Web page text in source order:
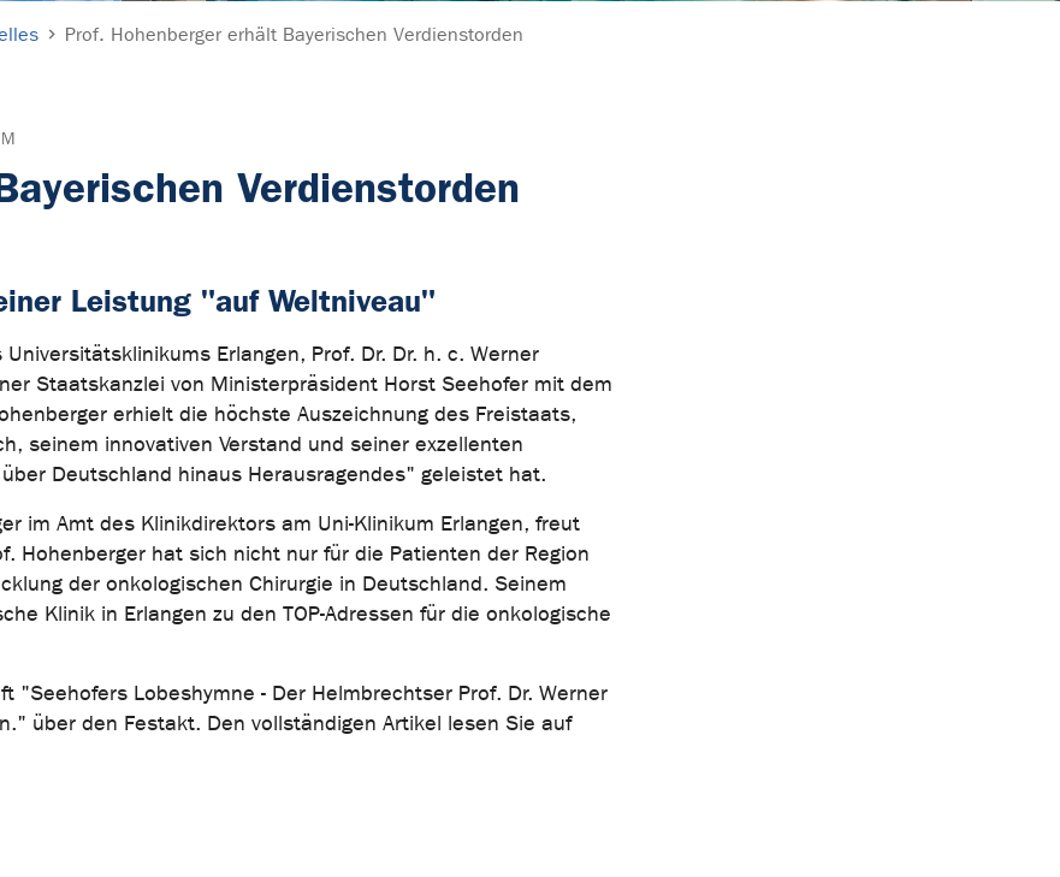
Prof. Hohenberger erhält Bayerischen Verdienstorden
Verdienstorden
Leistung "auf Weltniveau"
Erlangen, Prof. Dr. Dr. h. c. Werner
Staatskanzlei von Ministerpräsident Horst Seehofer mit dem
erhielt die höchste Auszeichnung des Freistaats,
seinem innovativen Verstand und seiner exzellenten
Deutschland hinaus Herausragendes" geleistet hat.
im Amt des Klinikdirektors am Uni-Klinikum Erlangen, freut
Hohenberger hat sich nicht nur für die Patienten der Region
der onkologischen Chirurgie in Deutschland. Seinem
Klinik in Erlangen zu den TOP-Adressen für die onkologische
Lobeshymne - Der Helmbrechtser Prof. Dr. Werner
über den Festakt. Den vollständigen Artikel lesen Sie auf